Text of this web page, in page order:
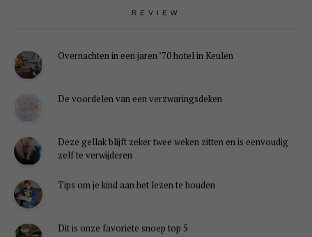
REVIEW
Overnachten in een jaren ’70 hotel in Keulen
De voordelen van een verzwaringsdeken
Deze gellak blijft zeker twee weken zitten en is eenvoudig
zelf te verwijderen
Tips om je kind aan het lezen te houden
Dit is onze favoriete snoep top 5